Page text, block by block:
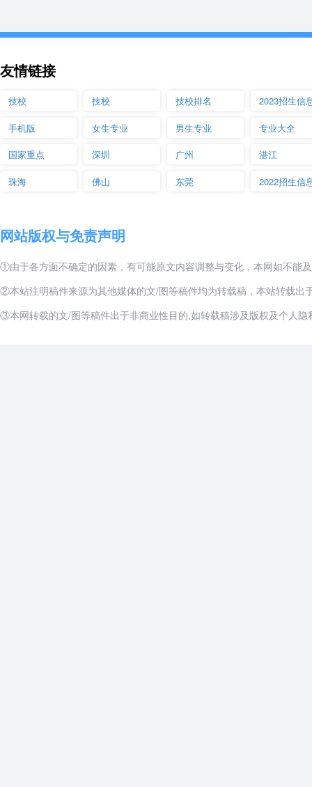
友情链接
技校 技校 技校排名 2023招生信
手机版 女生专业 男生专业 专业大全
国家重点 深圳 广州 湛江
珠海 佛山 东莞 2022招生信
网站版权与免责声明
①由于各方面不确定的因素，有可能原文内容调整与变化，本网如不能
②本站注明稿件来源为其他媒体的文/图等稿件均为转载稿，本站转载
③本网转载的文/图等稿件出于非商业性目的,如转载稿涉及版权及个人